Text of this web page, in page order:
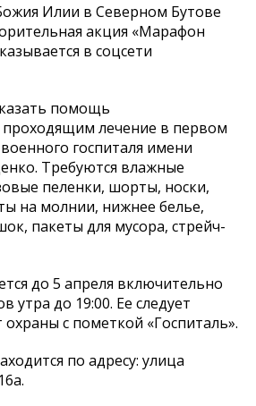
Илии в Северном Бутове
акция «Марафон
в соцсети
помощь
лечение в первом
госпиталя имени
Требуются влажные
пеленки, шорты, носки,
на молнии, нижнее белье,
пакеты для мусора, стрейч-
до 5 апреля включительно
утра до 19:00. Ее следует
с пометкой «Госпиталь».
по адресу: улица